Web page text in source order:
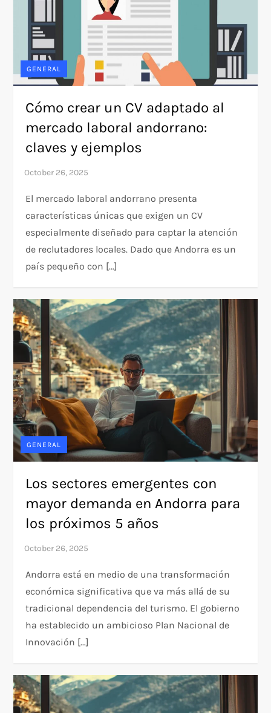
GENERAL
Cómo crear un CV adaptado al
mercado laboral andorrano:
claves y ejemplos
El mercado laboral andorrano presenta
características únicas que exigen un CV
especialmente diseñado para captar la atención
de reclutadores locales. Dado que Andorra es un
país pequeño con […]
GENERAL
Los sectores emergentes con
mayor demanda en Andorra para
los próximos 5 años
Andorra está en medio de una transformación
económica significativa que va más allá de su
tradicional dependencia del turismo. El gobierno
ha establecido un ambicioso Plan Nacional de
Innovación […]